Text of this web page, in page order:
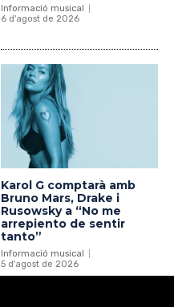
Informació musical
6 d'agost de 2026
Karol G comptarà amb
Bruno Mars, Drake i
Rusowsky a “No me
arrepiento de sentir
tanto”
Informació musical
5 d'agost de 2026